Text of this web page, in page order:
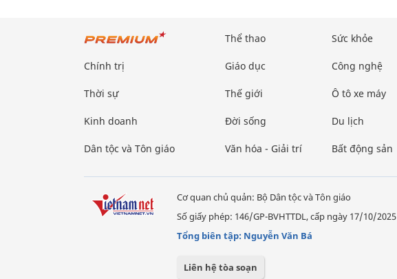
Chính trị
Thời sự
Kinh doanh
Dân tộc và Tôn giáo
Thể thao
Giáo dục
Thế giới
Đời sống
Văn hóa - Giải trí
Sức khỏe
Công nghệ
Ô tô xe máy
Du lịch
Bất động sản
Cơ quan chủ quản: Bộ Dân tộc và Tôn giáo
Số giấy phép: 146/GP-BVHTTDL, cấp ngày 17/10/2025
Tổng biên tập: Nguyễn Văn Bá
Liên hệ tòa soạn